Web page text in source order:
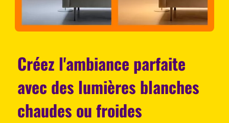
Créez l'ambiance parfaite
avec des lumières blanches
chaudes ou froides